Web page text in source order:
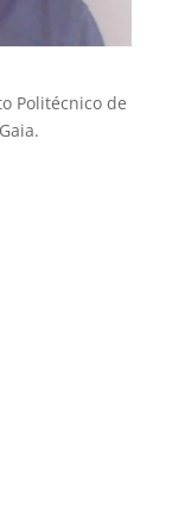
Politécnico de